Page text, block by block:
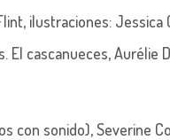
ilustraciones: Jessica
El cascanueces,Aurélie
con sonido),Severine